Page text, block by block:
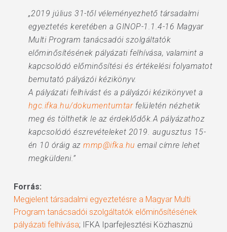
„2019 július 31-től véleményezhető társadalmi
egyeztetés keretében a GINOP-1.1.4-16 Magyar
Multi Program tanácsadói szolgáltatók
előminősítésének pályázati felhívása, valamint a
kapcsolódó előminősítési és értékelési folyamatot
bemutató pályázói kézikönyv.
A pályázati felhívást és a pályázói kézikönyvet a
hgc.ifka.hu/dokumentumtarfelületén nézhetik
meg és tölthetik le az érdeklődők.A pályázathoz
kapcsolódó észrevételeket 2019. augusztus 15-
én 10 óráig azmmp@ifka.hu email címre lehet
megküldeni.”
Forrás:
Megjelent társadalmi egyeztetésre a Magyar Multi
Program tanácsadói szolgáltatók előminősítésének
pályázati felhívása; IFKA Iparfejlesztési Közhasznú